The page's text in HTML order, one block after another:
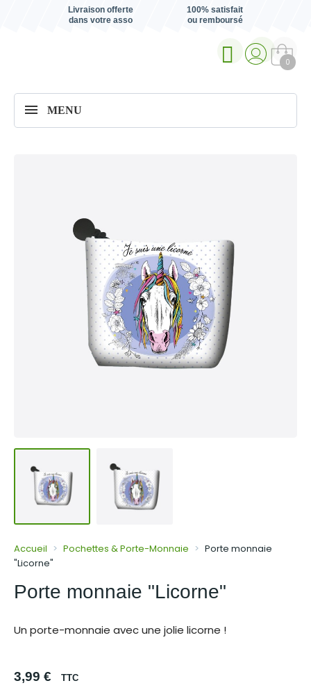
Livraison offerte
dans votre asso
100% satisfait
ou remboursé
0
MENU
Accueil Pochettes & Porte-Monnaie
Porte monnaie
"Licorne"
Porte monnaie "Licorne"
Un porte-monnaie avec une jolie licorne !
3,99 € TTC